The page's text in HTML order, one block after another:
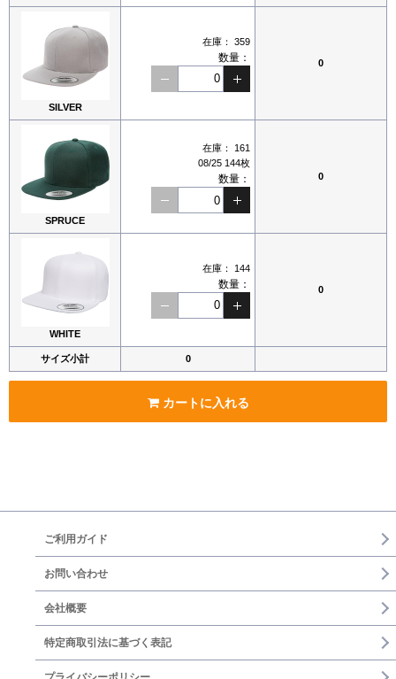
サイズ小計 0
SILVER
在庫： 359
数量： 0
SPRUCE
在庫：
161
08/25 144枚
数量： 0
WHITE
在庫： 144
数量： 0
カートに入れる
ご利用ガイド
お問い合わせ
会社概要
特定商取引法に基づく表記